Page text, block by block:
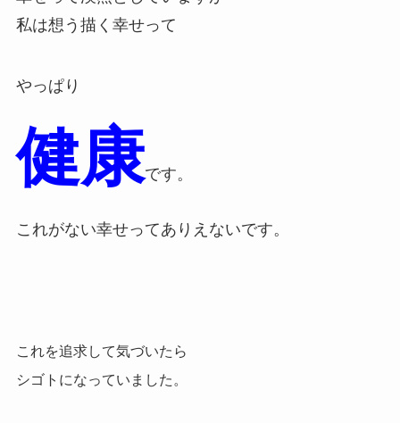
私は想う描く幸せって
やっぱり
健康です。
これがない幸せってありえないです。
これを追求して気づいたら
シゴトになっていました。